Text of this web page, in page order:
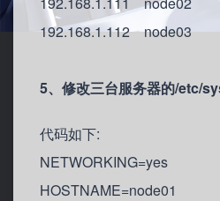
192.168.1.112 node03
5、修改三台服务器的/etc/
代码如下:
NETWORKING=yes
HOSTNAME=node01